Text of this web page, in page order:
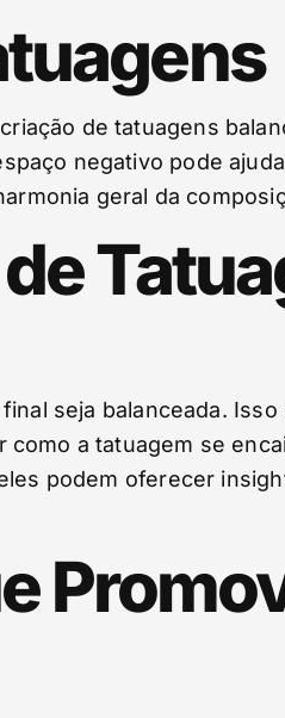
de tatuagens
negativo pode
geral da
seja balanceada.
a tatuagem se
podem oferecer